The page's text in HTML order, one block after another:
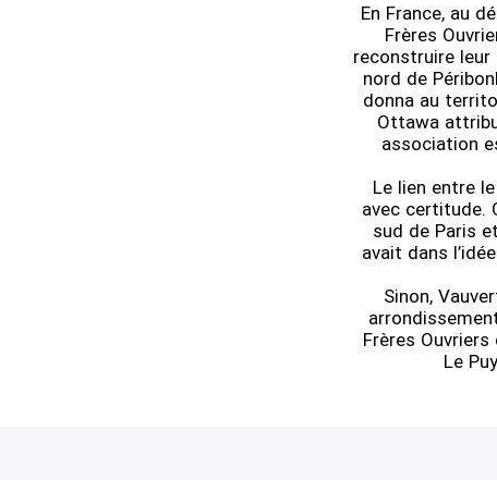
En France, au
Frères
reconstruire leur
nord de
donna au
Ottawa
association
Le lien entre
avec certitude.
sud de Paris
avait dans
Sinon,
Frères
Le